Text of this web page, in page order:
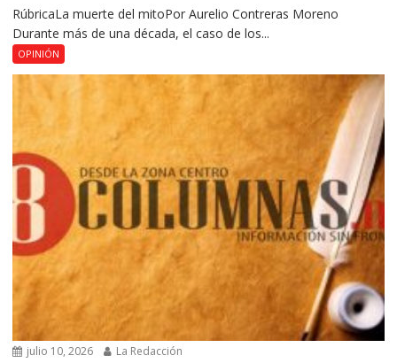
RúbricaLa muerte del mitoPor Aurelio Contreras Moreno
Durante más de una década, el caso de los...
OPINIÓN
julio 10, 2026 La Redacción